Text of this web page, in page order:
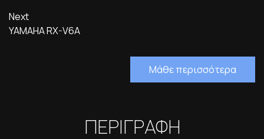
Next
YAMAHA RX-V6A
Μάθε περισσότερα
ΠΕΡΙΓΡΑΦΗ